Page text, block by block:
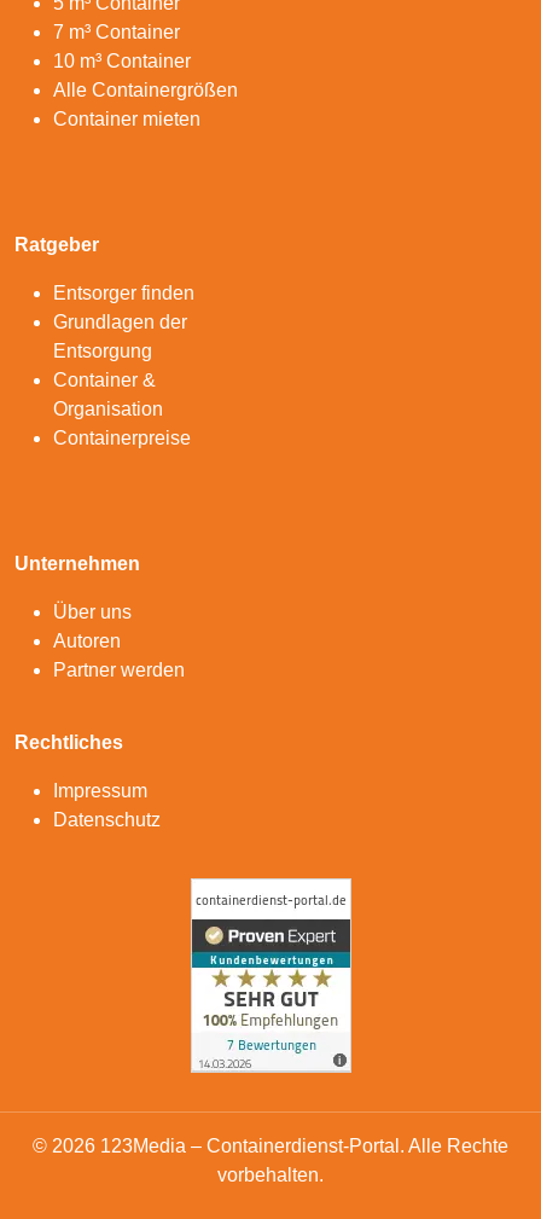
7 m³ Container
10 m³ Container
Alle Containergrößen
Container mieten
Ratgeber
Entsorger finden
Grundlagen der
Entsorgung
Container &
Organisation
Containerpreise
Unternehmen
Über uns
Autoren
Partner werden
Rechtliches
Impressum
Datenschutz
© 2026 123Media – Containerdienst-Portal. Alle Rechte
vorbehalten.